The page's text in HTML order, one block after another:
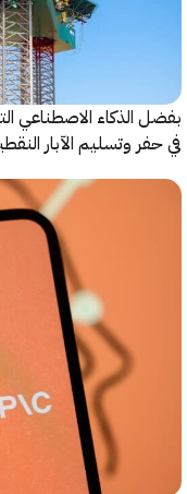
الاصطناعي
وتسليم الآبار النقطية